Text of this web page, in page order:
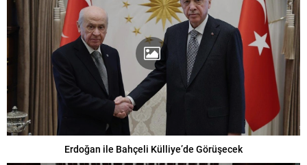
Erdoğan ile Bahçeli Külliye’de Görüşecek